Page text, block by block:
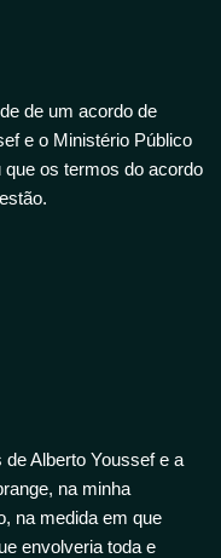
de um acordo de
e o Ministério Público
que os termos do acordo
Alberto Youssef e a
na minha
na medida em que
envolveria toda e